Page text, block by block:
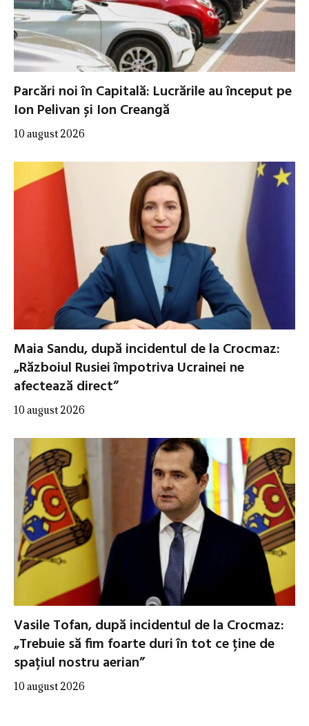
Parcări noi în Capitală: Lucrările au început pe
Ion Pelivan și Ion Creangă
10 august 2026
Maia Sandu, după incidentul de la Crocmaz:
„Războiul Rusiei împotriva Ucrainei ne
afectează direct”
10 august 2026
Vasile Tofan, după incidentul de la Crocmaz:
„Trebuie să fim foarte duri în tot ce ține de
spațiul nostru aerian”
10 august 2026